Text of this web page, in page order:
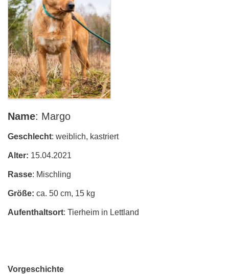
Name: Margo
Geschlecht: weiblich, kastriert
Alter: 15.04.2021
Rasse: Mischling
Größe: ca. 50 cm, 15 kg
Aufenthaltsort: Tierheim in Lettland
Vorgeschichte